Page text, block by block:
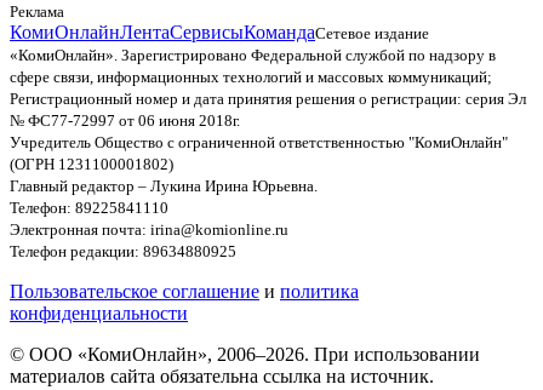
Реклама
КомиОнлайнЛентаСервисыКомандаСетевое издание
«КомиОнлайн». Зарегистрировано Федеральной службой по надзору в
сфере связи, информационных технологий и массовых коммуникаций;
Регистрационный номер и дата принятия решения о регистрации: серия Эл
№ ФС77-72997 от 06 июня 2018г.
Учредитель Общество с ограниченной ответственностью "КомиОнлайн"
(ОГРН 1231100001802)
Главный редактор – Лукина Ирина Юрьевна.
Телефон: 89225841110
Электронная почта: irina@komionline.ru
Телефон редакции: 89634880925
Пользовательское соглашение и политика
конфиденциальности
© ООО «КомиОнлайн», 2006–2026. При использовании
материалов сайта обязательна ссылка на источник.